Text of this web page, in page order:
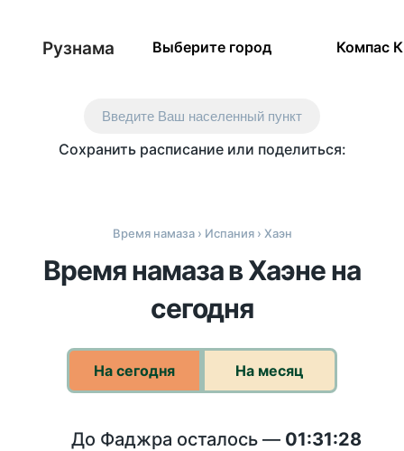
Рузнама Выберите город Компас
Введите Ваш населенный пункт
Сохранить расписание или поделиться:
Время намаза› Испания› Хаэн
Время намаза в Хаэне на
сегодня
На сегодня На месяц
До Фаджра осталось — 01:31:28